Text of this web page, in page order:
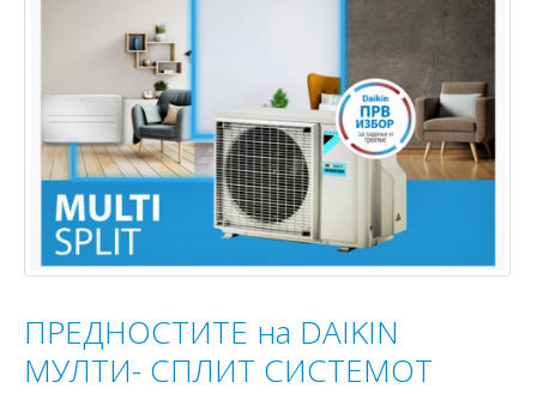
ПРЕДНОСТИТЕ на DAIKIN
МУЛТИ- СПЛИТ СИСТЕМОТ